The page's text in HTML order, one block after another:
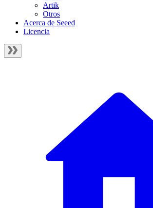
Artik
Otros
Acerca de Seeed
Licencia